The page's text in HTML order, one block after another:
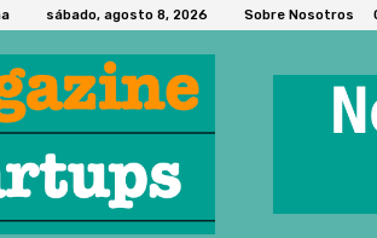
sábado, agosto 8, 2026 Sobre Nosotros